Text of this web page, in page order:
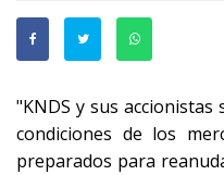
"KNDS y sus
condiciones de los
preparados para